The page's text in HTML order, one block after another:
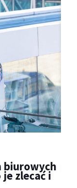
biurowych
je zlecać i